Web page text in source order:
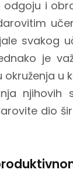
i
svakog
je
dio